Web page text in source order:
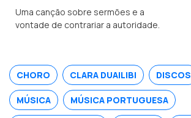
Uma canção sobre sermões e a
vontade de contrariar a autoridade.
CHORO CLARA DUAILIBI DISCOS
MÚSICA MÚSICA PORTUGUESA